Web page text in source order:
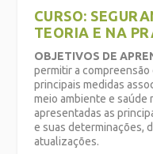
CURSO:
TEORIA E NA
OBJETIVOS DE
permitir a compreensão
principais medidas
meio ambiente e saúde
apresentadas as
e suas determinações,
atualizações.